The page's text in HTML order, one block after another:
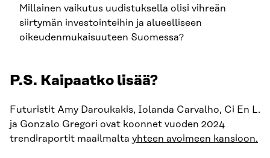
Millainen vaikutus uudistuksella olisi vihreän
siirtymän investointeihin ja alueelliseen
oikeudenmukaisuuteen Suomessa?
P.S. Kaipaatko lisää?
Futuristit Amy Daroukakis, Iolanda Carvalho, Ci En L.
ja Gonzalo Gregori ovat koonnet vuoden 2024
trendiraportit maailmalta yhteen avoimeen kansioon.